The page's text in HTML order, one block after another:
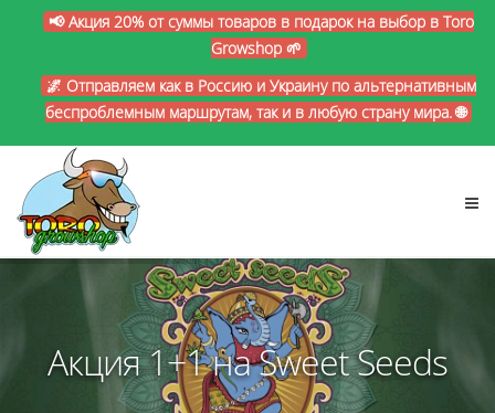
📢 Акция 20% от суммы товаров в подарок на выбор в Toro
Growshop 🌱
🌌 Отправляем как в Россию и Украину по альтернативным
беспроблемным маршрутам, так и в любую страну мира. 🌐
Акция 1+1 на Sweet Seeds